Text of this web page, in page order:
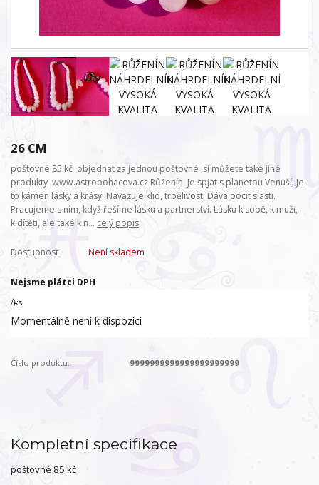
26 CM
poštovné 85 kč objednat za jednou poštovné si můžete také jiné
produkty www.astrobohacova.cz Růženín Je spjat s planetou Venuší. Je
to kámen lásky a krásy. Navazuje klid, trpělivost, Dává pocit slasti.
Pracujeme s ním, když řešíme lásku a partnerství. Lásku k sobě, k muži,
k dítěti, ale také k n... celý popis
Dostupnost Není skladem
Nejsme plátci DPH
/ks
Momentálně není k dispozici
Číslo produktu: 9999999999999999999999
Kompletní specifikace
poštovné 85 kč